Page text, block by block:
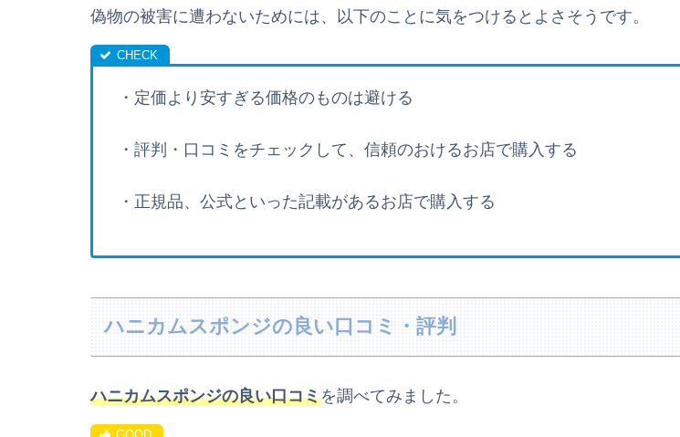
偽物の被害に遭わないためには、 以下のことに気をつけるとよさそうです。
・定価より安すぎる価格のものは避ける
・評判・口コミをチェックして、 信頼のおけるお店で購入する
・正規品、公式といった記載があるお店で購入する
ハニカムスポンジの良い口コミ・評判
ハニカムスポンジの良い口コミを調べてみました。